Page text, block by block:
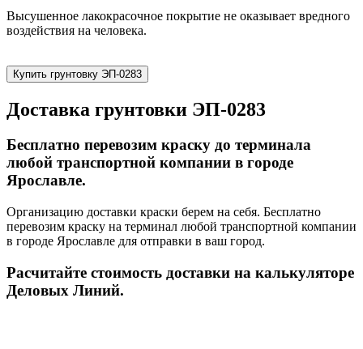
Высушенное лакокрасочное покрытие не оказывает вредного
воздействия на человека.
Купить грунтовку ЭП-0283
Доставка грунтовки ЭП-0283
Бесплатно перевозим краску до терминала
любой транспортной компании в городе
Ярославле.
Организацию доставки краски берем на себя. Бесплатно
перевозим краску на терминал любой транспортной компании
в городе Ярославле для отправки в ваш город.
Расчитайте стоимость доставки на калькуляторе
Деловых Линий.